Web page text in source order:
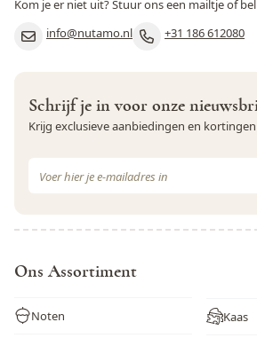
Kom je er niet uit? Stuur ons een mailtje of
info@nutamo.nl
+31 186 612080
Schrijf je in voor onze
Krijg exclusieve aanbiedingen en kortingen
Ons Assortiment
Noten Kaas